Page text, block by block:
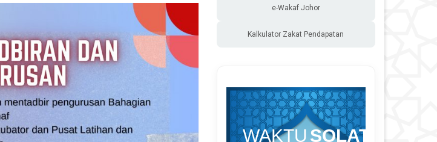
e-Wakaf Johor
Kalkulator Zakat Pendapatan